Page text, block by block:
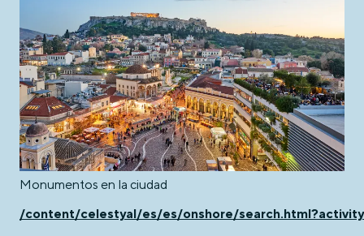
Monumentos en la ciudad
/content/celestyal/es/es/onshore/